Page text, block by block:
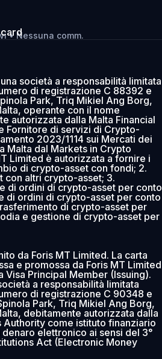
• Nessuna comm.
30gg
società a responsabilità limitata
di registrazione C 88392 e
Park, Triq Mikiel Ang Borg,
operante con il nome
autorizzata dalla Malta Financial
Fornitore di servizi di Crypto-
2023/1114 sui Mercati dei
Malta dal Markets in Crypto
Limited è autorizzata a fornire i
di crypto-asset con fondi; 2.
con altri crypto-asset; 3.
di ordini di crypto-asset per conto
di ordini di crypto-asset per conto
di crypto-asset per
e gestione di crypto-asset per
da Foris MT Limited. La carta
e promossa da Foris MT Limited
Visa Principal Member (Issuing).
a responsabilità limitata
di registrazione C 90348 e
Park, Triq Mikiel Ang Borg,
debitamente autorizzata dalla
Authority come istituto finanziario
denaro elettronico ai sensi del 3°
Act (Electronic Money